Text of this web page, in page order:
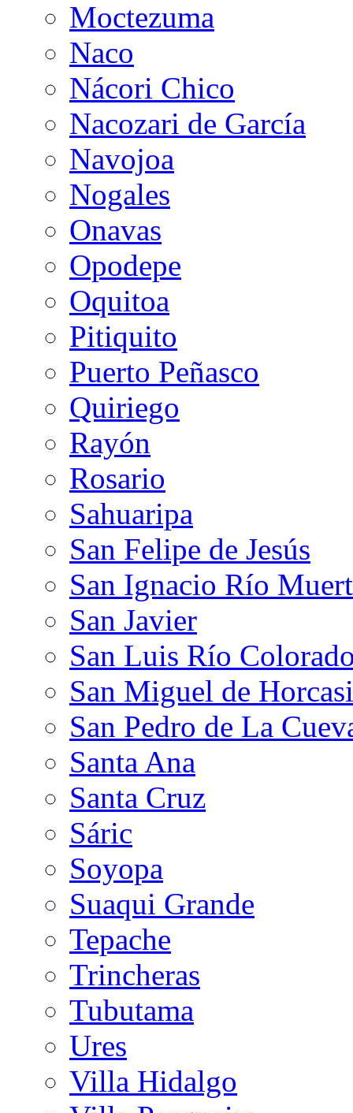
Moctezuma
Naco
Nácori Chico
Nacozari de García
Navojoa
Nogales
Onavas
Opodepe
Oquitoa
Pitiquito
Puerto Peñasco
Quiriego
Rayón
Rosario
Sahuaripa
San Felipe de Jesús
San Ignacio Río
San Javier
San Luis Río
San Miguel de
San Pedro de La
Santa Ana
Santa Cruz
Sáric
Soyopa
Suaqui Grande
Tepache
Trincheras
Tubutama
Ures
Villa Hidalgo